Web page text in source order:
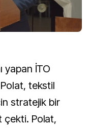
yapan İTO
tekstil
stratejik bir
çekti. Polat,